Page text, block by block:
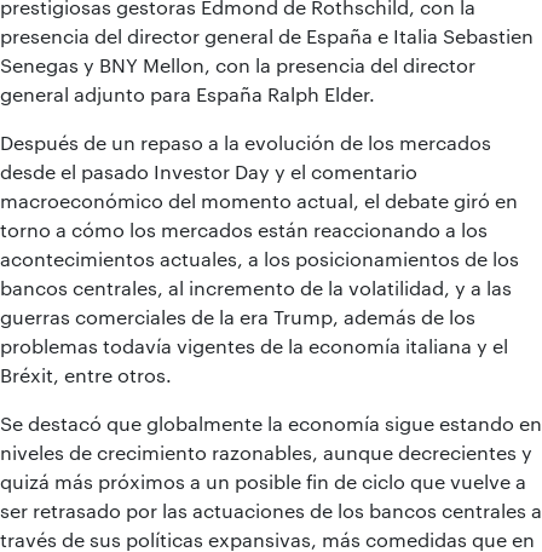
prestigiosas gestoras Edmond de Rothschild, con la
presencia del director general de España e Italia Sebastien
Senegas y BNY Mellon, con la presencia del director
general adjunto para España Ralph Elder.
Después de un repaso a la evolución de los mercados
desde el pasado Investor Day y el comentario
macroeconómico del momento actual, el debate giró en
torno a cómo los mercados están reaccionando a los
acontecimientos actuales, a los posicionamientos de los
bancos centrales, al incremento de la volatilidad, y a las
guerras comerciales de la era Trump, además de los
problemas todavía vigentes de la economía italiana y el
Bréxit, entre otros.
Se destacó que globalmente la economía sigue estando en
niveles de crecimiento razonables, aunque decrecientes y
quizá más próximos a un posible fin de ciclo que vuelve a
ser retrasado por las actuaciones de los bancos centrales a
través de sus políticas expansivas, más comedidas que en